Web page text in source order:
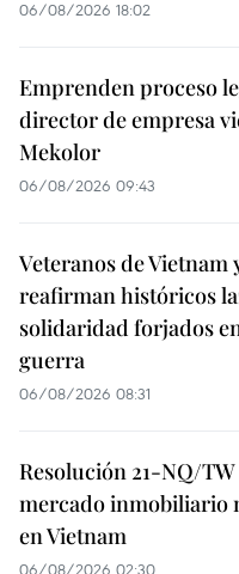
06/08/2026 18:02
Emprenden proceso
director de empresa
Mekolor
06/08/2026 09:43
Veteranos de Vietnam
reafirman históricos
solidaridad forjados
guerra
06/08/2026 08:31
Resolución 21-NQ/
mercado inmobiliario
en Vietnam
06/08/2026 02:30